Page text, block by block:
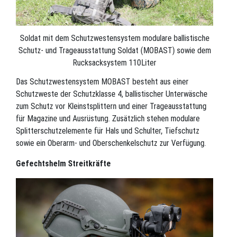
Soldat mit dem Schutzwestensystem modulare ballistische
Schutz- und Trageausstattung Soldat (MOBAST) sowie dem
Rucksacksystem 110Liter
Das Schutzwestensystem MOBAST besteht aus einer
Schutzweste der Schutzklasse 4, ballistischer Unterwäsche
zum Schutz vor Kleinstsplittern und einer Trageausstattung
für Magazine und Ausrüstung. Zusätzlich stehen modulare
Splitterschutzelemente für Hals und Schulter, Tiefschutz
sowie ein Oberarm- und Oberschenkelschutz zur Verfügung.
Gefechtshelm Streitkräfte